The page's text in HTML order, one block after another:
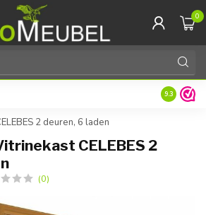
0
9.3
2 deuren, 6 laden
CELEBES 2
(0)